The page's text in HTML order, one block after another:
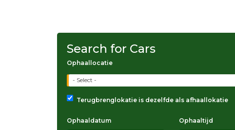
Search for Cars
Ophaallocatie
- Select -
Terugbrenglokatie is dezelfde als afhaallokatie
Ophaaldatum Ophaaltijd